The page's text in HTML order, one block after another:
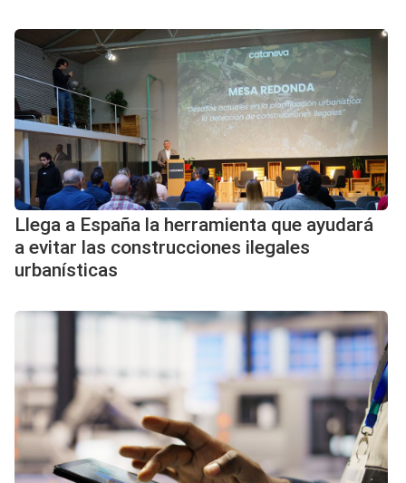
Llega a España la herramienta que ayudará
a evitar las construcciones ilegales
urbanísticas